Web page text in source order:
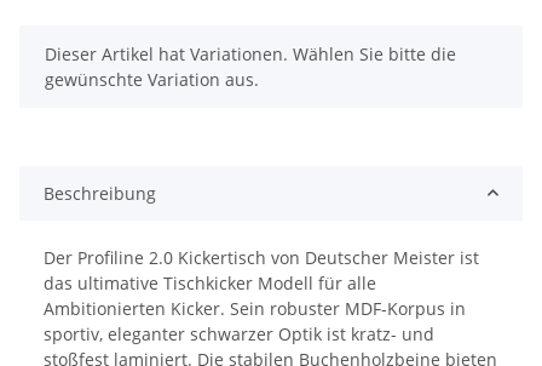
x
Dieser Artikel hat Variationen. Wählen Sie bitte die
gewünschte Variation aus.
Beschreibung
Der Profiline 2.0 Kickertisch von Deutscher Meister ist
das ultimative Tischkicker Modell für alle
Ambitionierten Kicker. Sein robuster MDF-Korpus in
sportiv, eleganter schwarzer Optik ist kratz- und
stoßfest laminiert. Die stabilen Buchenholzbeine bieten